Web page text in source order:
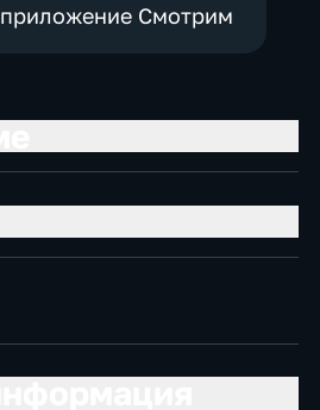
приложение Смотрим